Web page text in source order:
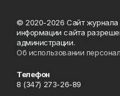
© 2020-2026 Сайт журнала
информации сайта
администрации.
Об использовании
Телефон
8 (347) 273-26-89